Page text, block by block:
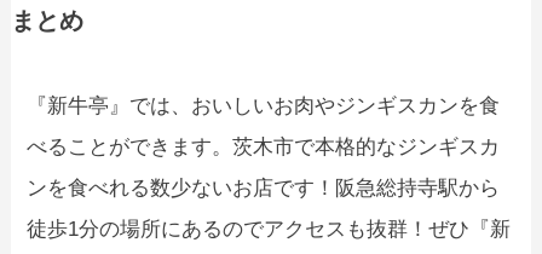
まとめ
『新牛亭』では、おいしいお肉やジンギスカンを食
べることができます。茨木市で本格的なジンギスカ
ンを食べれる数少ないお店です！阪急総持寺駅から
徒歩1分の場所にあるのでアクセスも抜群！ぜひ『新